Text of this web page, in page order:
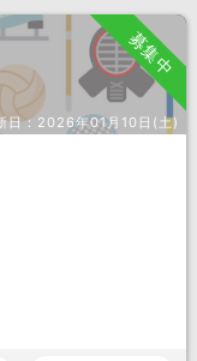
募集中
日： 2026年01月10日(土)